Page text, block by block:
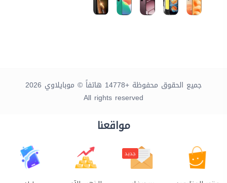
جميع الحقوق محفوظة +14778 هاتفاً © موبايلاوي 2026
All rights reserved